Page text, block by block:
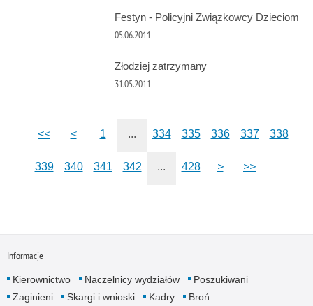
Festyn - Policyjni Związkowcy Dzieciom
05.06.2011
Złodziej zatrzymany
31.05.2011
<< < 1 ... 334 335 336 337 338
339 340 341 342 ... 428 > >>
Informacje
Kierownictwo Naczelnicy wydziałów
Poszukiwani
Zaginieni
Skargi i wnioski Kadry
Broń